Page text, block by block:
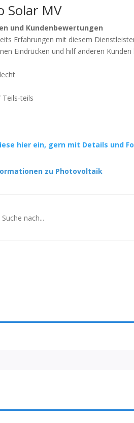
Solar MV
und Kundenbewertungen
Erfahrungen mit diesem
Eindrücken und hilf anderen
teils
hier ein, gern mit Details und
zu Photovoltaik